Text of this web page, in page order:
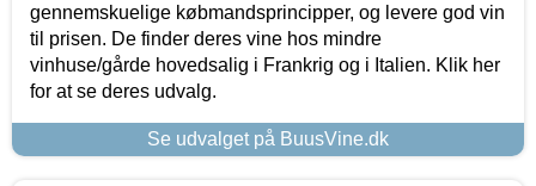
gennemskuelige købmandsprincipper, og levere god vin
til prisen. De finder deres vine hos mindre
vinhuse/gårde hovedsalig i Frankrig og i Italien. Klik her
for at se deres udvalg.
Se udvalget på BuusVine.dk